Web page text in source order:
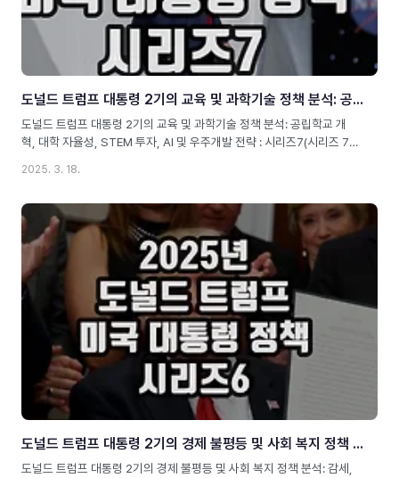
도널드 트럼프 대통령 2기의 교육 및 과학기술 정책 분석: 공립학교 개혁, 대학 자율성, STEM 투자, AI 및 우주개발 전략 : 시리즈7
도널드 트럼프 대통령 2기의 교육 및 과학기술 정책 분석: 공립학교 개
혁, 대학 자율성, STEM 투자, AI 및 우주개발 전략 : 시리즈7(시리즈 7:
donald-trump-2nd-term-education-and-science-policyMeta
공립학교 개혁, 대학 자율성, STEM 교육 강화, AI 및 우주개발 투자 등
의 변화를 다룹니다.Alt text image: 트럼프 2기의 교육 및 과학기술 정
책과 미국의 미래 변화트럼프 2기: 교육과 과학기술 정책의 변화와 미래
도널드 트럼프 대통령의 교육 정책과 과학기술 정책은 그의 경제 및 사회
정책..
2025. 3. 18.
도널드 트럼프 대통령 2기의 경제 불평등 및 사회 복지 정책 분석: 감세, 의료보험 개혁, 빈부격차 확대, 연금제도 개편 : 시리즈6
도널드 트럼프 대통령 2기의 경제 불평등 및 사회 복지 정책 분석: 감세,